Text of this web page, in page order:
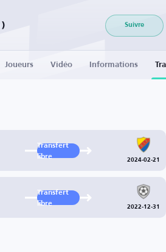
) Suivre
Joueurs Vidéo Informations
Transfert
libre
2024-02-21
Transfert
libre
2022-12-31